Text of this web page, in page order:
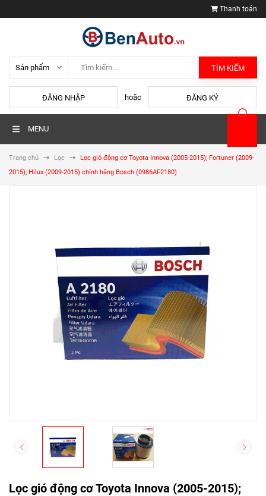
Thanh toán
TÌM KIẾM
ĐĂNG NHẬP hoặc ĐĂNG KÝ
MENU
Trang chủ Lọc
Lọc gió động cơ Toyota Innova (2005-2015); Fortuner (2009-
2015); Hilux (2009-2015) chính hãng Bosch (0986AF2180)
Lọc gió động cơ Toyota Innova (2005-2015);